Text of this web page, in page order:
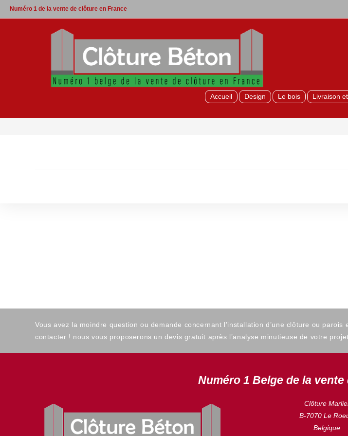
Skip
to
Numéro 1 de la vente de clôture en France
Accueil Design Le bois Livraison
Vous avez la moindre question ou demande concernant l’installation d’une clôture ou parois
contacter ! nous vous proposerons un devis gratuit après l’analyse minutieuse de votre projet.
Numéro 1 Belge de la
Clôture
B-7070 Le
Belgique